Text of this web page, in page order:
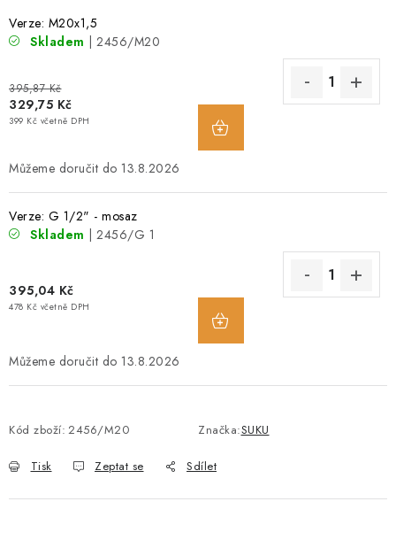
O NÁS
PODMÍNKY OCHRANY OSOBNÍCH ÚDAJŮ
TECHNICKÉ ČLÁNKY
OBCHODNÍ PODMÍNKY
Verze: M20x1,5
Skladem
| 2456/M20
395,87 Kč
329,75 Kč
399 Kč včetně DPH
13.8.2026
Verze: G 1/2" - mosaz
Skladem
| 2456/G 1
395,04 Kč
478 Kč včetně DPH
13.8.2026
Kód zboží: 2456/M20 Značka:SUKU
Tisk Zeptat se Sdílet